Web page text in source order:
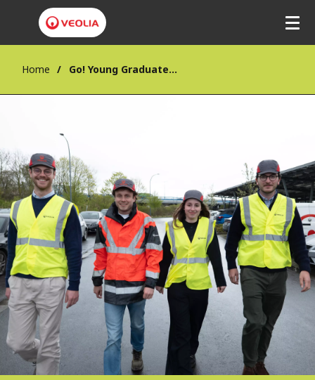
Home Go! Young Graduate Traineeship